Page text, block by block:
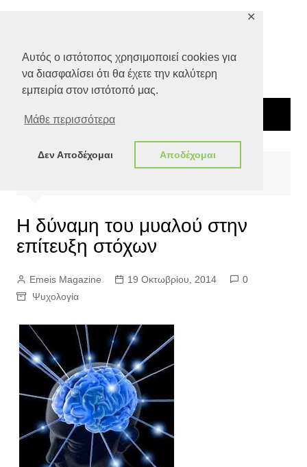
Αυτός ο ιστότοπος χρησιμοποιεί cookies για
να διασφαλίσει ότι θα έχετε την καλύτερη
εμπειρία στον ιστότοπό μας.
Μάθε περισσότερα
Δεν Αποδέχομαι Αποδέχομαι
✕
Ψυχολογία
Η δύναμη του μυαλού στην
επίτευξη στόχων
Emeis Magazine 19 Οκτωβρίου, 2014
0
Ψυχολογία